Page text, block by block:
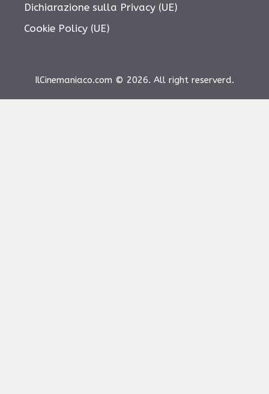
Dichiarazione sulla Privacy (UE)
Cookie Policy (UE)
IlCinemaniaco.com © 2026. All right reserverd.